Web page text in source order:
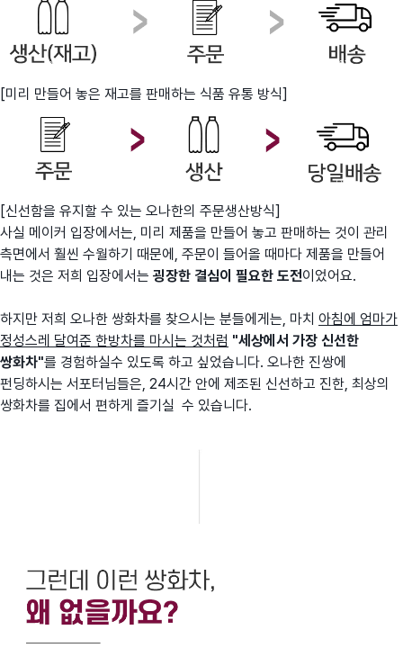
[미리 만들어 놓은 재고를 판매하는 식품 유통 방식]
[신선함을 유지할 수 있는 오나한의 주문생산방식]
사실 메이커 입장에서는, 미리 제품을 만들어 놓고 판매하는 것이 관리
측면에서 훨씬 수월하기 때문에, 주문이 들어올 때마다 제품을 만들어
내는 것은 저희 입장에서는 굉장한 결심이 필요한 도전이었어요.
하지만 저희 오나한 쌍화차를 찾으시는 분들에게는, 마치 아침에 엄마가
정성스레 달여준 한방차를 마시는 것처럼 "세상에서 가장 신선한
쌍화차"를 경험하실수 있도록 하고 싶었습니다. 오나한 진쌍에
펀딩하시는 서포터님들은, 24시간 안에 제조된 신선하고 진한, 최상의
쌍화차를 집에서 편하게 즐기실 수 있습니다.